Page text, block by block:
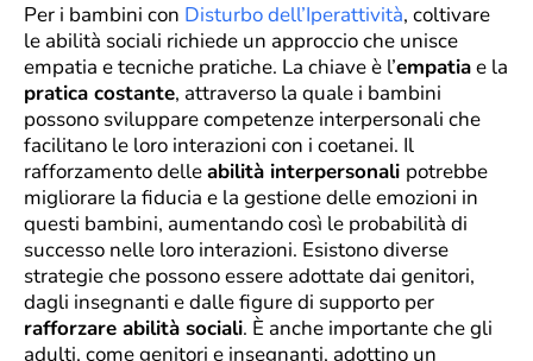
Per i bambini con Disturbo dell’Iperattività, coltivare
le abilità sociali richiede un approccio che unisce
empatia e tecniche pratiche. La chiave è l’empatiae la
pratica costante, attraverso la quale i bambini
possono sviluppare competenze interpersonali che
facilitano le loro interazioni con i coetanei. Il
rafforzamento delleabilità interpersonali potrebbe
migliorare la fiducia e la gestione delle emozioni in
questi bambini, aumentando così le probabilità di
successo nelle loro interazioni. Esistono diverse
strategie che possono essere adottate dai genitori,
dagli insegnanti e dalle figure di supporto per
rafforzare abilità sociali. È anche importante che gli
adulti, come genitori e insegnanti, adottino un